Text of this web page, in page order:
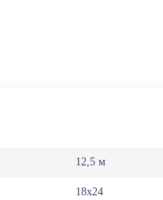
12,5 м
18х24